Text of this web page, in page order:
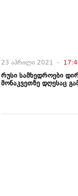
23 აპრილი 2021 -
რუსი სამხედროები
მონაკვეთზე დღესაც